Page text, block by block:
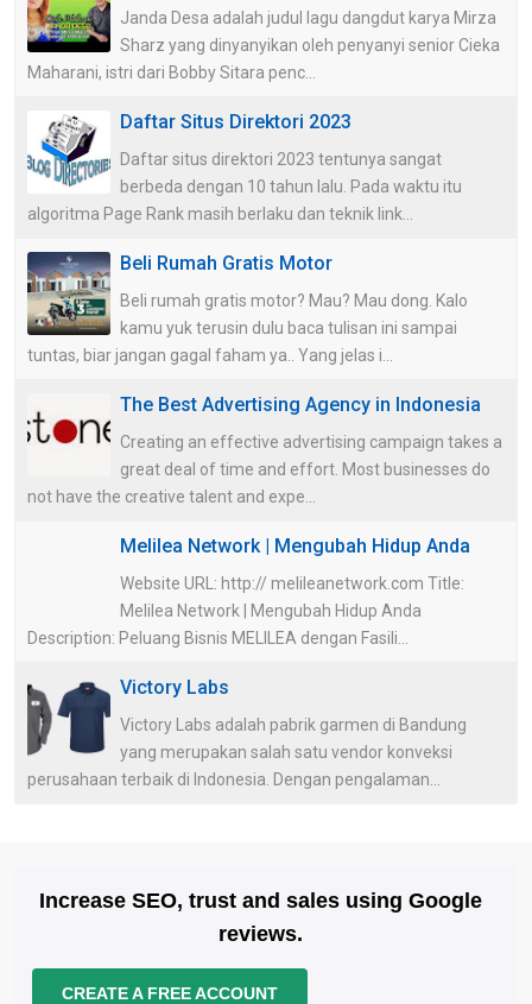
Janda Desa adalah judul lagu dangdut karya Mirza
Sharz yang dinyanyikan oleh penyanyi senior Cieka
Maharani, istri dari Bobby Sitara penc...
Daftar Situs Direktori 2023
Daftar situs direktori 2023 tentunya sangat
berbeda dengan 10 tahun lalu. Pada waktu itu
algoritma Page Rank masih berlaku dan teknik link...
Beli Rumah Gratis Motor
Beli rumah gratis motor? Mau? Mau dong. Kalo
kamu yuk terusin dulu baca tulisan ini sampai
tuntas, biar jangan gagal faham ya.. Yang jelas i...
The Best Advertising Agency in Indonesia
Creating an effective advertising campaign takes a
great deal of time and effort. Most businesses do
not have the creative talent and expe...
Melilea Network | Mengubah Hidup Anda
Website URL: http:// melileanetwork.com Title:
Melilea Network | Mengubah Hidup Anda
Description: Peluang Bisnis MELILEA dengan Fasili...
Victory Labs
Victory Labs adalah pabrik garmen di Bandung
yang merupakan salah satu vendor konveksi
perusahaan terbaik di Indonesia. Dengan pengalaman...
Increase SEO, trust and sales using Google
reviews.
CREATE A FREE ACCOUNT